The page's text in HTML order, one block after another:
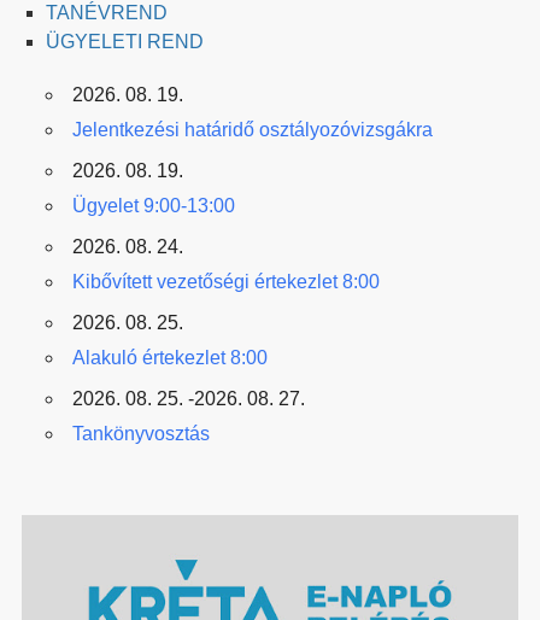
TANÉVREND
ÜGYELETI REND
2026. 08. 19.
Jelentkezési határidő osztályozóvizsgákra
2026. 08. 19.
Ügyelet 9:00-13:00
2026. 08. 24.
Kibővített vezetőségi értekezlet 8:00
2026. 08. 25.
Alakuló értekezlet 8:00
2026. 08. 25. -2026. 08. 27.
Tankönyvosztás